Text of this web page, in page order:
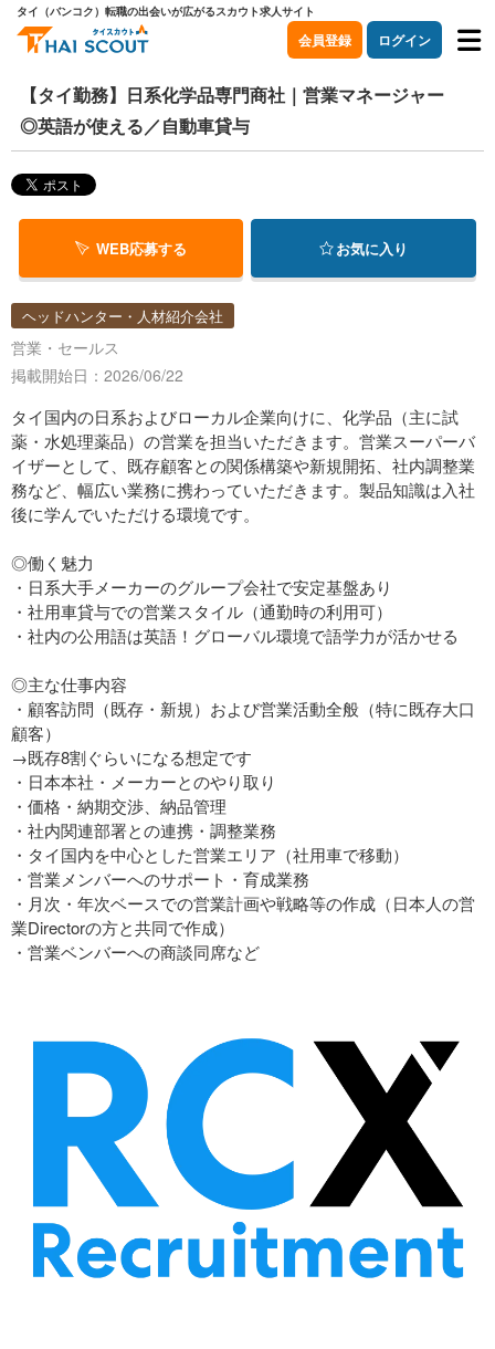
タイ（バンコク）転職の出会いが広がるスカウト求人サイト
会員登録 ログイン
【タイ勤務】日系化学品専門商社｜営業マネージャー
◎英語が使える／自動車貸与
WEB応募する お気に入り
ヘッドハンター・人材紹介会社
営業・セールス
掲載開始日：2026/06/22
タイ国内の日系およびローカル企業向けに、化学品（主に試
薬・水処理薬品）の営業を担当いただきます。営業スーパーバ
イザーとして、既存顧客との関係構築や新規開拓、社内調整業
務など、幅広い業務に携わっていただきます。製品知識は入社
後に学んでいただける環境です。
◎働く魅力
・日系大手メーカーのグループ会社で安定基盤あり
・社用車貸与での営業スタイル（通勤時の利用可）
・社内の公用語は英語！グローバル環境で語学力が活かせる
◎主な仕事内容
・顧客訪問（既存・新規）および営業活動全般（特に既存大口
顧客）
→既存8割ぐらいになる想定です
・日本本社・メーカーとのやり取り
・価格・納期交渉、納品管理
・社内関連部署との連携・調整業務
・タイ国内を中心とした営業エリア（社用車で移動）
・営業メンバーへのサポート・育成業務
・月次・年次ベースでの営業計画や戦略等の作成（日本人の営
業Directorの方と共同で作成）
・営業ベンバーへの商談同席など